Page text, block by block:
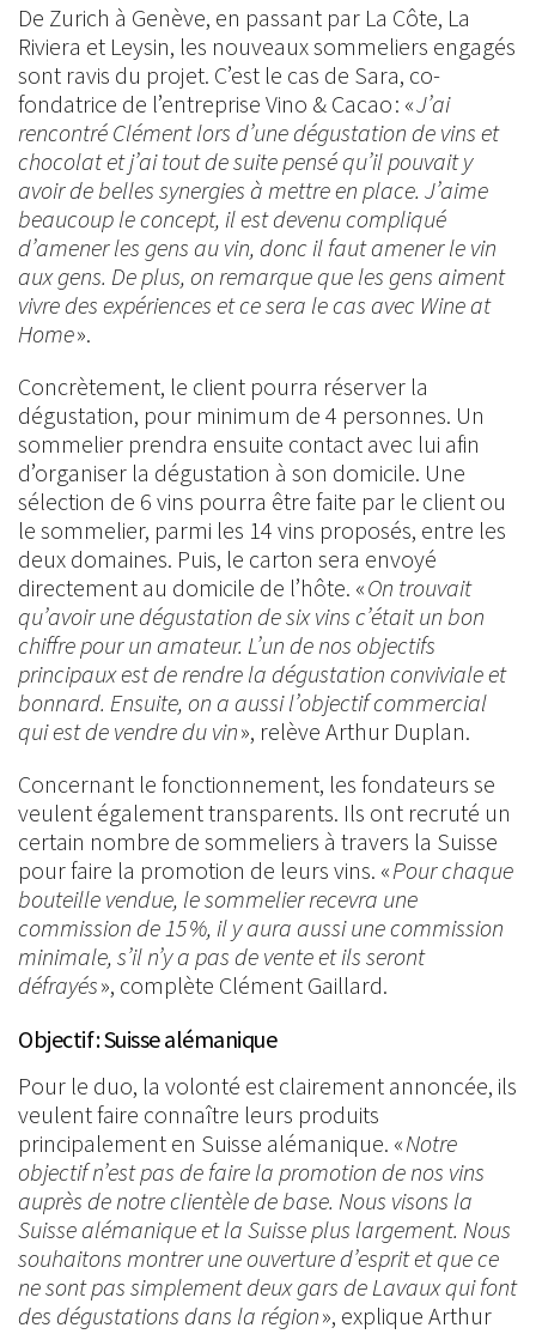
De Zurich à Genève, en passant par La Côte, La
Riviera et Leysin, les nouveaux sommeliers engagés
sont ravis du projet. C’est le cas de Sara, co-
fondatrice de l’entreprise Vino & Cacao : «J’ai
rencontré Clément lors d’une dégustation de vins et
chocolat et j’ai tout de suite pensé qu’il pouvait y
avoir de belles synergies à mettre en place. J’aime
beaucoup le concept, il est devenu compliqué
d’amener les gens au vin, donc il faut amener le vin
aux gens. De plus, on remarque que les gens aiment
vivre des expériences et ce sera le cas avec Wine at
Home».
Concrètement, le client pourra réserver la
dégustation, pour minimum de 4 personnes. Un
sommelier prendra ensuite contact avec lui afin
d’organiser la dégustation à son domicile. Une
sélection de 6 vins pourra être faite par le client ou
le sommelier, parmi les 14 vins proposés, entre les
deux domaines. Puis, le carton sera envoyé
directement au domicile de l’hôte. «On trouvait
qu’avoir une dégustation de six vins c’était un bon
chiffre pour un amateur. L’un de nos objectifs
principaux est de rendre la dégustation conviviale et
bonnard. Ensuite, on a aussi l’objectif commercial
qui est de vendre du vin», relève Arthur Duplan.
Concernant le fonctionnement, les fondateurs se
veulent également transparents. Ils ont recruté un
certain nombre de sommeliers à travers la Suisse
pour faire la promotion de leurs vins. «Pour chaque
bouteille vendue, le sommelier recevra une
commission de 15 %, il y aura aussi une commission
minimale, s’il n’y a pas de vente et ils seront
défrayés», complète Clément Gaillard.
Objectif : Suisse alémanique
Pour le duo, la volonté est clairement annoncée, ils
veulent faire connaître leurs produits
principalement en Suisse alémanique. «Notre
objectif n’est pas de faire la promotion de nos vins
auprès de notre clientèle de base. Nous visons la
Suisse alémanique et la Suisse plus largement. Nous
souhaitons montrer une ouverture d’esprit et que ce
ne sont pas simplement deux gars de Lavaux qui font
des dégustations dans la région», explique Arthur